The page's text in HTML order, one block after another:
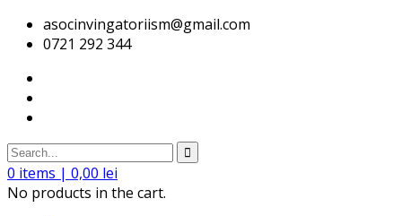
asocinvingatoriism@gmail.com
0721 292 344
0 items | 0,00 lei
No products in the cart.